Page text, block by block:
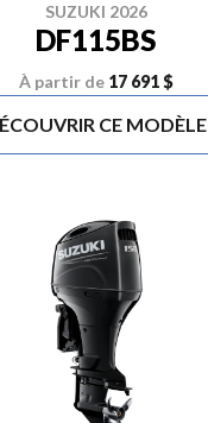
SUZUKI 2026
DF115BS
À partir de 17 691 $
CE MODÈLE